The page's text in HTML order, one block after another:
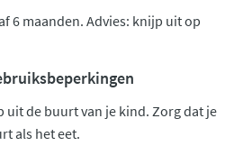
6 maanden. Advies: knijp uit op
uit de buurt van je kind. Zorg dat je
als het eet.